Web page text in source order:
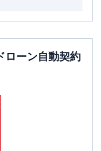
山4丁目10-3 ＫＳビ
ローン自動契約